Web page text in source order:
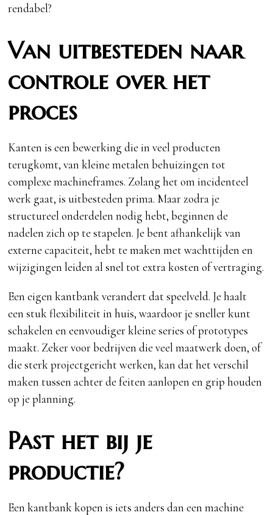
rendabel?
Van uitbesteden naar
controle over het
proces
Kanten is een bewerking die in veel producten
terugkomt, van kleine metalen behuizingen tot
complexe machineframes. Zolang het om incidenteel
werk gaat, is uitbesteden prima. Maar zodra je
structureel onderdelen nodig hebt, beginnen de
nadelen zich op te stapelen. Je bent afhankelijk van
externe capaciteit, hebt te maken met wachttijden en
wijzigingen leiden al snel tot extra kosten of vertraging.
Een eigen kantbank verandert dat speelveld. Je haalt
een stuk flexibiliteit in huis, waardoor je sneller kunt
schakelen en eenvoudiger kleine series of prototypes
maakt. Zeker voor bedrijven die veel maatwerk doen, of
die sterk projectgericht werken, kan dat het verschil
maken tussen achter de feiten aanlopen en grip houden
op je planning.
Past het bij je
productie?
Een kantbank kopen is iets anders dan een machine